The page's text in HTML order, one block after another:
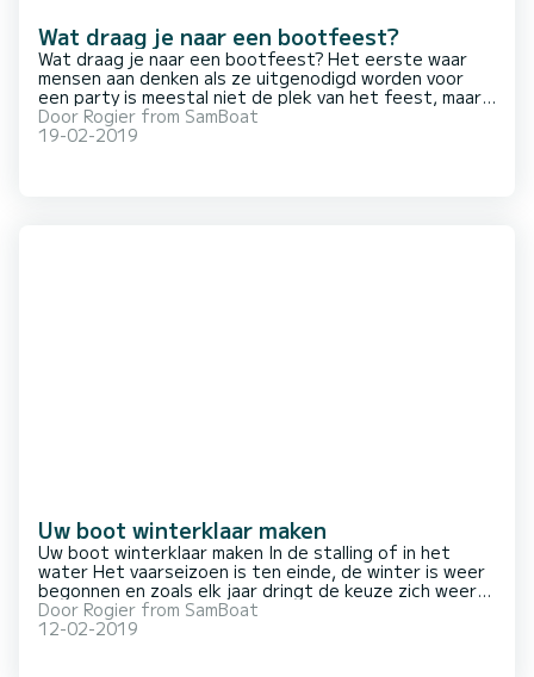
Wat draag je naar een bootfeest?
Wat draag je naar een bootfeest? Het eerste waar
mensen aan denken als ze uitgenodigd worden voor
een party is meestal niet de plek van het feest, maar
het vooruitzicht van een spannende avond vol met
plezier, mensen ontmoeten en feestvieren. Aangezien
Door Rogier from SamBoat
19-02-2019
Uw boot winterklaar maken
Uw boot winterklaar maken In de stalling of in het
water Het vaarseizoen is ten einde, de winter is weer
begonnen en zoals elk jaar dringt de keuze zich weer
op of u uw boot gedurende de winter in het water laat
liggen of dat het tijd is om uw boot op de kant en in
Door Rogier from SamBoat
12-02-2019